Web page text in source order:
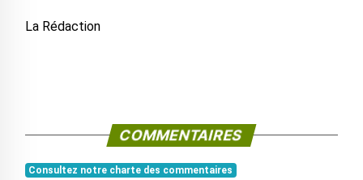
La Rédaction
COMMENTAIRES
Consultez notre charte des commentaires